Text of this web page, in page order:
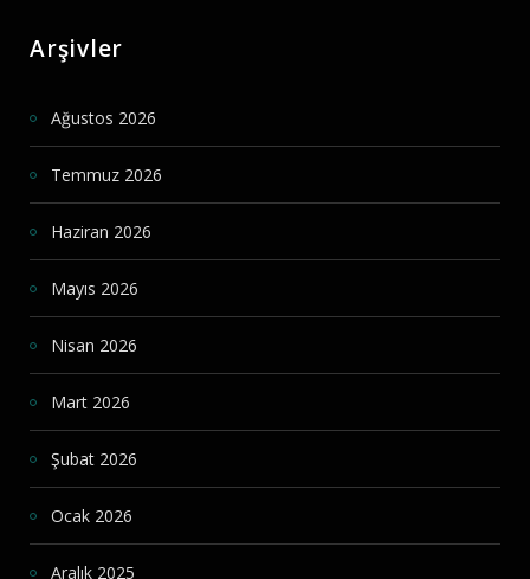
Arşivler
Ağustos 2026
Temmuz 2026
Haziran 2026
Mayıs 2026
Nisan 2026
Mart 2026
Şubat 2026
Ocak 2026
Aralık 2025